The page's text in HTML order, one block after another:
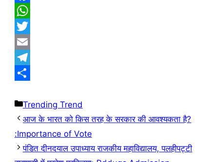
F
a
c
e
b
o
k
W
h
a
A
p
p
T
w
t
e
r
E
m
i
T
l
e
g
r
h
a
r
e
Trending Trend
आज के भारत को किस तरह के सरकार की आवश्यकता है?
:Importance of Vote
पंडित दीनदयाल उपाध्याय राजकीय महाविद्यालय, पलहीपट्टी